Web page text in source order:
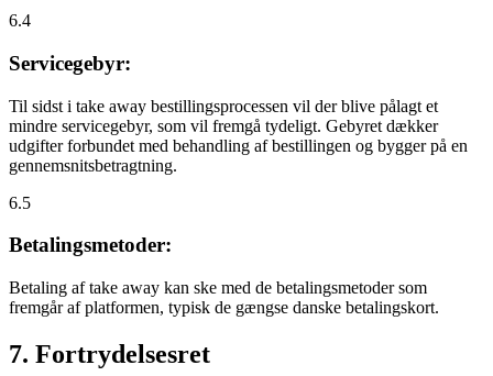
6.4
Servicegebyr:
Til sidst i take away bestillingsprocessen vil der blive pålagt et
mindre servicegebyr, som vil fremgå tydeligt. Gebyret dækker
udgifter forbundet med behandling af bestillingen og bygger på en
gennemsnitsbetragtning.
6.5
Betalingsmetoder:
Betaling af take away kan ske med de betalingsmetoder som
fremgår af platformen, typisk de gængse danske betalingskort.
7. Fortrydelsesret